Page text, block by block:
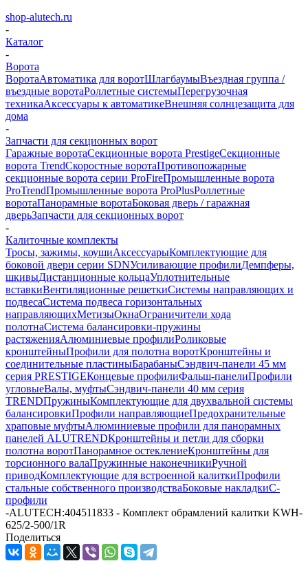
shop-alutech.ru
-
Каталог
-
Ворота
ВоротаАвтоматика для воротШлагбаумыВъездная группа /
въездные воротаРоллетные системыПерегрузочная
техникаАксессуары к автоматикеВнешняя солнцезащита для
дома
-
Запчасти для секционных ворот
Гаражные воротаСекционные ворота PrestigeСекционные
ворота TrendСкоростные воротаПротивопожарные
секционные ворота серии ProFireПромышленные ворота
ProTrendПромышленные ворота ProPlusРоллетные
воротаПанорамные воротаБоковая дверь / гаражная
дверьЗапчасти для секционных ворот
-
Калиточные комплекты
Тросы, зажимы, коушиАксессуарыКомплектующие для
боковой двери серии SDNУсиливающие профилиДемпферы,
шкивыДистанционные кольцаУплотнительные
вставкиВентиляционные решеткиСистемы направляющих и
подвесаСистема подвеса горизонтальных
направляющихМетизыОкнаОграничители хода
полотнаСистема балансировки-пружины
растяженияАлюминиевые профилиРоликовые
кронштейныПрофили для полотна воротКронштейны и
соединительные пластиныБарабаныСэндвич-панели 45 мм
серия PRESTIGEКонцевые профилиФальш-панелиПрофили
угловыеВалы, муфтыСэндвич-панели 40 мм серия
TRENDПружиныКомплектующие для двухвальной системы
балансировкиПрофили направляющиеПредохранительные
храповые муфтыАлюминиевые профили для панорамных
панелей ALUTRENDКронштейны и петли для сборки
полотна воротПанорамное остеклениеКронштейны для
торсионного валаПружинные наконечникиРучной
приводКомплектующие для встроенной калиткиПрофили
стальные собственного производстваБоковые накладкиС-
профили
-ALUTECH:404511833 - Комплект обрамлений калитки KWH-
625/2-500/1R
Поделиться